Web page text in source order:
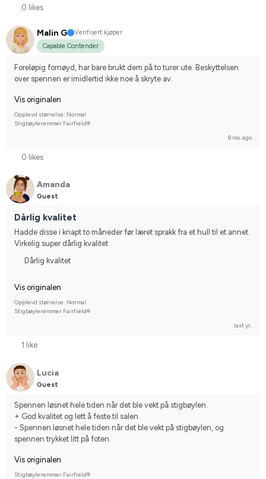
0 likes
Malin G
Verifisert kjøper
Capable Contender
Foreløpig fornøyd, har bare brukt dem på to turer ute. Beskyttelsen
over spennen er imidlertid ikke noe å skryte av.
Vis originalen
Opplevd størrelse: Normal
Stigbøyleremmer Fairfield®
8 mo. ago
0 likes
Amanda
Guest
Dårlig kvalitet
Hadde disse i knapt to måneder før læret sprakk fra et hull til et annet.
Virkelig super dårlig kvalitet
Dårlig kvalitet
Vis originalen
Opplevd størrelse: Normal
Stigbøyleremmer Fairfield®
last yr.
1 like
Lucia
Guest
Spennen løsnet hele tiden når det ble vekt på stigbøylen.
+ God kvalitet og lett å feste til salen.
- Spennen løsnet hele tiden når det ble vekt på stigbøylen, og
spennen trykket litt på foten.
Vis originalen
Stigbøyleremmer Fairfield®